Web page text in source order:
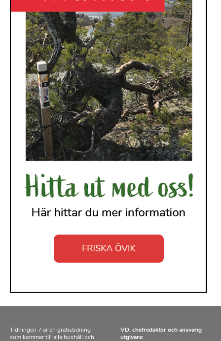
Tidningen 7 är en gratistidning
som kommer till alla hushåll och
VD, chefredaktör och ansvarig
utgivare: